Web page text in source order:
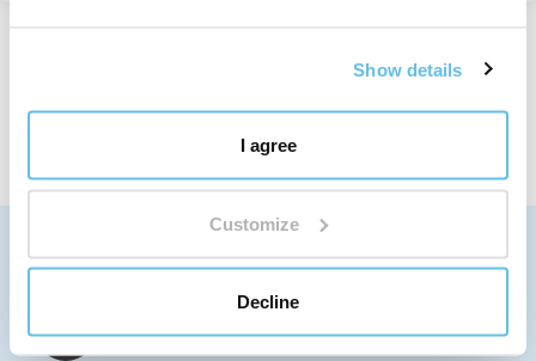
Show details
I agree
Customize
Decline
Sett 1 til 4 fra 4 registreringer
VI SENDER OVER HELE VERDEN
SKRIV TIL OSS
info@bewit.love